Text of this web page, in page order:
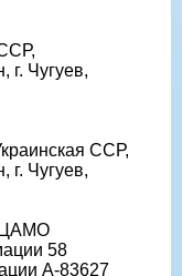
г. Чугуев,
ССР,
г. Чугуев,
ЦАМО
58
А-83627